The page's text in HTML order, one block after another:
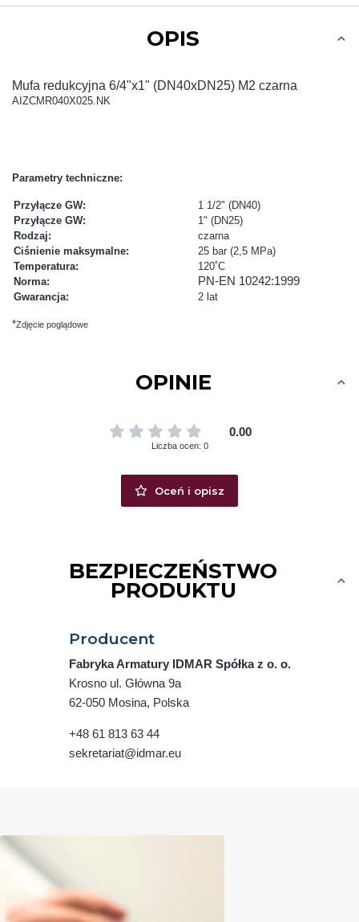
OPIS
Mufa redukcyjna 6/4"x1" (DN40xDN25) M2 czarna
AIZCMR040X025.NK
Parametry techniczne:
Przyłącze GW:
1 1/2" (DN40)
Przyłącze GW:
1" (DN25)
Rodzaj:
czarna
Ciśnienie maksymalne:
25 bar (2,5 MPa)
Temperatura:
120˚C
Norma:
PN-EN 10242:1999
Gwarancja: 2 lat
*Zdjęcie poglądowe
OPINIE
0.00
Liczba ocen: 0
Oceń i opisz
BEZPIECZEŃSTWO
PRODUKTU
Producent
Fabryka Armatury IDMAR Spółka z o. o.
Krosno ul. Główna 9a
62-050 Mosina, Polska
+48 61 813 63 44
sekretariat@idmar.eu